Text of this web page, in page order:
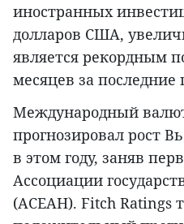
иностранных
долларов США,
является рекордным
месяцев за последние
Международный
прогнозировал рост
в этом году, заняв
Ассоциации
(АСЕАН). Fitch Ratings